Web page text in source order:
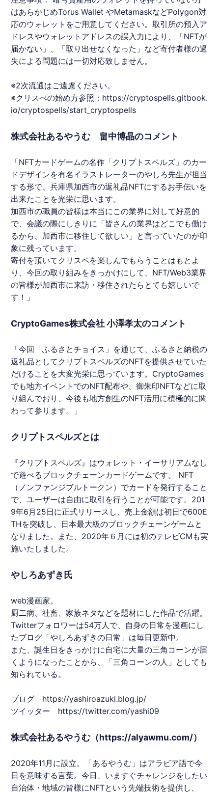
はあらかじめTorus Wallet やMetamaskなどPolygon対
応のウォレットをご用意してください。取引所の預入ア
ドレスやウォレットアドレスの誤入力により、「NFTが
届かない」、「取り出せなくなった」など寄付者様の過
失による問題には一切対応致しません。
※2次流通はご遠慮ください。
※クリスぺの始め方参照： https://cryptospells.gitbook.
io/cryptospells/start_cryptospells
株式会社あるやうむ 畠中博晶のコメント
「NFTカードゲームの名作「クリプトスペルズ 」のカー
ドデザインを有名イラストレーターのやしろ先生が担当
する形で、兵庫県加西市の返礼品NFTにするお手伝いを
出来たことを光栄に思います。
加西市の職員の皆様は本当にこの業界に対して好意的
で、会議の際にしきりに「皆さんの業界はどこでも働け
るから、加西市に移住して欲しい」と言っていたのが印
象に残っています。
寄付を頂いてクリスペを楽しんでもらうことはもとよ
り、今回の取り組みをきっかけにして、 NFT/Web3業界
の皆様が加西市に来訪・移住されたらとても嬉しいで
す！」
CryptoGames株式会社 小澤孝太のコメント
「今回「ふるさとチョイス」を通じて、ふるさと納税の
返礼品として クリプトスペルズのNFTを提供させていた
だけることを大変光栄に思っています。 CryptoGames
でも地方イベントでのNFT配布や、御朱印NFTなどに取
り組んでおり、今後も地方創生のNFT活用に積極的に関
わって参ります。」
クリプトスペルズとは
『クリプトスペルズ 』はウォレット・イーサリアムなし
で遊べるブロックチェーンカードゲームです。 NFT
（ノンファンジブルトークン）でカードを発行すること
で、ユーザーは自由に取引を行うことが可能です。201
9年6月25日に正式リリースし、売上金額は初日で600E
THを突破し、日本最大級のブロックチェーンゲームと
なりました。また、2020年６月には初のテレビCMも実
施いたしました。
やしろあずき氏
web漫画家。
厨二病、社畜、家族ネタなどを題材にした作品で活躍。
Twitterフォロワーは54万人で、自身の日常を漫画にし
たブログ「やしろあずきの日常」は毎日更新中。
また、誕生日をきっかけに自宅に大量の三角コーンが届
くようになったことから、「三角コーンの人」としても
知られている。
ブログ https://yashiroazuki.blog.jp/
ツイッター https://twitter.com/yashi09
株式会社あるやうむ（https://alyawmu.com/）
2020年11月に設立。「あるやうむ 」はアラビア語で今
日を意味する言葉。今日、いますぐチャレンジをしたい
自治体・地域の皆様にNFTという先端技術を提供し、